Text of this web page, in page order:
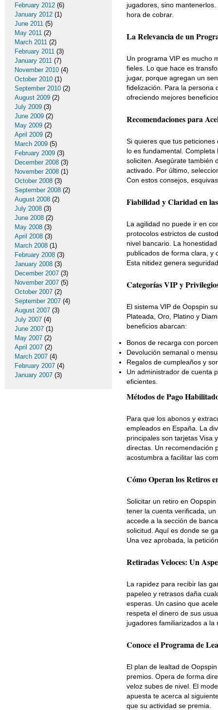
jugadores, sino
hora de cobrar.
La Relevancia de un
Un programa VIP es mucho
fieles. Lo que hace es
jugar, porque agregan un
fidelización. Para la persona
ofreciendo mejores
Recomendaciones para
Si quieres que tus
lo es fundamental.
soliciten. Asegúrate también
activado. Por último,
Con estos consejos,
Fiabilidad y Claridad en
La agilidad no puede ir en
protocolos estrictos de
nivel bancario. La
publicados de forma clara, y
Esta nitidez genera
Categorías VIP y
El sistema VIP de Oopspin
Plateada, Oro, Platino y
beneficios abarcan:
Bonos de recarga con
Devolución semanal o
Regalos de cumpleaños y
Un administrador de cuenta
eficientes.
Métodos de Pago
Para que los abonos y
empleados en España. La
principales son tarjetas Visa
directas. Un recomendación
acostumbra a facilitar las
Cómo Operan los Retiros
Solicitar un retiro en
tener la cuenta verificada,
accede a la sección de
solicitud. Aquí es donde se
Una vez aprobada, la
Retiradas Veloces: Un
La rapidez para recibir las
papeleo y retrasos daña
esperas. Un casino que
respeta el dinero de sus
jugadores familiarizados a la
Conoce el Programa de
El plan de lealtad de
premios. Opera de forma
veloz subes de nivel. El
apuesta te acerca al
que su actividad se premia.
February 2012 (6)
January 2012 (1)
June 2011 (5)
May 2011 (2)
March 2011 (2)
February 2011 (3)
January 2011 (7)
November 2010 (4)
October 2010 (1)
September 2010 (2)
August 2009 (2)
July 2009 (3)
June 2009 (2)
May 2009 (2)
April 2009 (2)
March 2009 (5)
February 2009 (3)
December 2008 (3)
November 2008 (1)
October 2008 (3)
September 2008 (2)
August 2008 (2)
July 2008 (3)
June 2008 (2)
May 2008 (3)
April 2008 (3)
March 2008 (1)
February 2008 (3)
January 2008 (3)
December 2007 (3)
November 2007 (5)
October 2007 (2)
September 2007 (4)
August 2007 (3)
July 2007 (4)
June 2007 (1)
May 2007 (2)
April 2007 (2)
March 2007 (4)
February 2007 (4)
January 2007 (3)